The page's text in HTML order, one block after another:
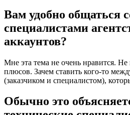
Вам удобно общаться
специалистами
аккаунтов?
Мне эта тема не очень нравится.
плюсов. Зачем ставить кого-то
(заказчиком и специалистом),
Обычно это